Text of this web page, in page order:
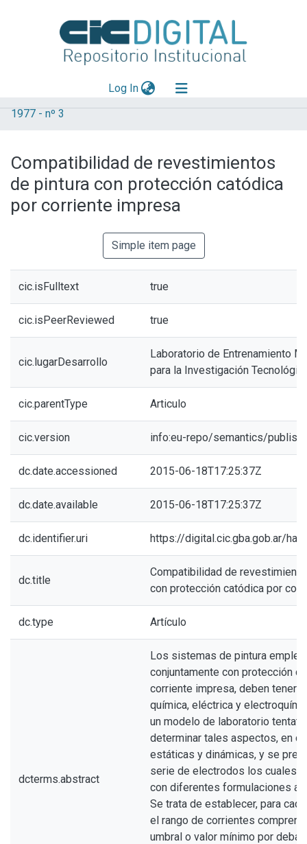
Log In(current)
Explorar
Aportar material
Statistics
1977 - nº 3
Compatibilidad de revestimientos
de pintura con protección catódica
por corriente impresa
Simple item page
cic.isFulltext true
cic.isPeerReviewed true
cic.lugarDesarrollo
Laboratorio de Entrenamiento
para la Investigación
cic.parentType Articulo
cic.version info:eu-repo/semantics/
dc.date.accessioned 2015-06-18T17:25:37Z
dc.date.available 2015-06-18T17:25:37Z
dc.identifier.uri https://digital.cic.gba.gob.ar/
dc.title
Compatibilidad de
con protección catódica por
dc.type Artículo
dcterms.abstract
Los sistemas de pintura
conjuntamente con protección
corriente impresa, deben tener
química, eléctrica y
un modelo de laboratorio
determinar tales aspectos, en
estáticas y dinámicas, y se
serie de electrodos los cuales
con diferentes formulaciones
Se trata de establecer, para
el rango de corrientes
umbral o valor mínimo por